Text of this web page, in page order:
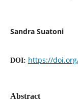
Sandra Suatoni
DOI: https://
Abstract